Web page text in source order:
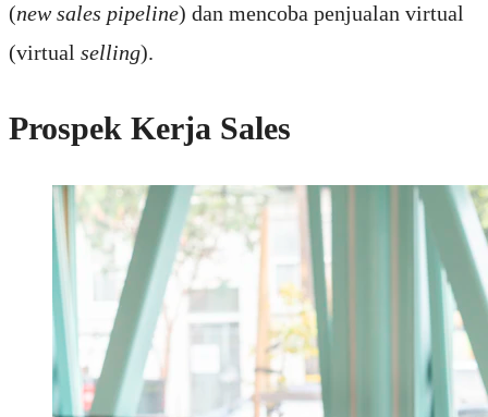
(new sales pipeline) dan mencoba penjualan virtual
(virtual selling).
Prospek Kerja Sales